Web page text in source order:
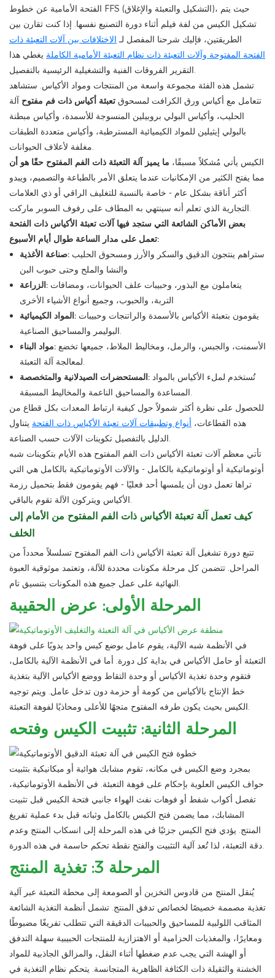
الفتحة الأمامية عن خطوط FFS (التشكيل والتعبئة والإغلاق)، حيث يتم
تشكيل الكيس من لفة فيلم أثناء دورة التصنيع نفسها. إذا كنت تقارن بين
الطريقتين، فإليك شرحنا المفصل لـ الاختلافات بين آلات التعبئة ذات
الفتحة المفتوحة وآلات التعبئة ذات نظام التعبئة الأمامية الكاملة يغطي هذا
التقرير الفروقات الفنية والتشغيلية الرئيسية بالتفصيل.
تشمل هذه الفئة مجموعة واسعة من المنتجات ومواد الأكياس. ستشاهد
آلة تعبئة أكياس ذات فم مفتوح تتعامل مع أكياس ورق الكرافت لمسحوق
الحليب، وأكياس البولي بروبيلين المنسوجة للأسمدة، وأكياس مبطنة
بالبولي إيثيلين للمواد الكيميائية المسترطبة، وأكياس متعددة الطبقات
مغلفة لأعلاف الحيوانات.
ما يميز آلة التعبئة ذات الفم المفتوح حقًا هو أن الكيس يأتي مُشكلاً مسبقًا،
مما يفتح الكثير من الإمكانيات عندما يتعلق الأمر بالطباعة والتصميم، ويبدو
أكثر أناقة بشكل عام - خاصة بالنسبة للتغليف الراقي أو ذي العلامات
التجارية الذي تعلم أنه سينتهي به المطاف على رفوف السوبر ماركت.
بعض الأماكن الشائعة التي ستجد فيها آلات تعبئة الأكياس ذات الفتحة
تعمل على مدار الساعة طوال أيام الأسبوع:
صناعة الأغذية: ستراهم ينتجون الدقيق والسكر والأرز ومسحوق الحليب
والنشا والملح وحتى حبوب البن
الزراعة: يتعاملون مع البذور، وحبيبات علف الحيوانات، ومضافات
التربة، والحبوب، وجميع أنواع الأشياء الأخرى
المواد الكيميائية: يقومون بتعبئة الأكياس بالأسمدة والراتنجات وحبيبات
البوليمر والمساحيق الصناعية.
مواد البناء: الأسمنت، والجبس، والرمل، ومخاليط الملاط، جميعها تخضع
لمعالجة آلة التعبئة.
المستحضرات الصيدلانية والمتخصصة: تُستخدم لملء الأكياس بالمواد
المساعدة والمساحيق الناعمة والمخاليط المسبقة.
للحصول على نظرة أكثر شمولاً حول كيفية ارتباط المعدات بكل قطاع من
هذه القطاعات، أنواع وتطبيقات آلات تعبئة الأكياس ذات الفتحة يتناول
الدليل بالتفصيل تكوينات الآلات حسب الصناعة.
تأتي معظم آلات تعبئة الأكياس ذات الفم المفتوح هذه الأيام بتكوينات شبه
أوتوماتيكية أو أوتوماتيكية بالكامل - والآلات الأوتوماتيكية بالكامل هي التي
تراها تعمل دون أن يلمسها أحد فعليًا - فهم يقومون فقط بتحميل رزمة
الأكياس ويتركون الآلة تقوم بالباقي.
كيف تعمل آلة تعبئة الأكياس ذات الفم المفتوح من الأمام إلى
الخلف
تتبع دورة تشغيل آلة تعبئة الأكياس ذات الفم المفتوح تسلسلاً محدداً من
المراحل. تتضمن كل مرحلة مكونات محددة للآلة، وتعتمد موثوقية العبوة
النهائية على عمل جميع هذه المكونات بتنسيق تام.
المرحلة الأولى: عرض الحقيبة
في الأنظمة شبه الآلية، يقوم عامل بوضع كيس واحد يدويًا على فوهة
التعبئة أو حامل الأكياس في بداية كل دورة. أما في الأنظمة الآلية بالكامل،
فتقوم وحدة تغذية الأكياس أو وحدة التقاط ووضع الأكياس الآلية بتغذية
خط الإنتاج بالأكياس من كومة أو حزمة دون تدخل عامل. ويتم توجيه
الكيس بحيث يكون طرفه المفتوح متجهًا للأعلى ومحاذيًا لفوهة التعبئة.
المرحلة الثانية: تثبيت الكيس وفتحه
بمجرد وضع الكيس في مكانه، تقوم مشابك هوائية أو ميكانيكية بتثبيت
حواف الكيس العلوية بإحكام على فوهة التعبئة. في الأنظمة الأوتوماتيكية،
تفصل أكواب شفط أو فوهات نفث الهواء جانبي فتحة الكيس قبل تثبيت
المشابك، مما يضمن فتح الكيس بالكامل وثباته قبل بدء عملية تفريغ
المنتج. يؤدي فتح الكيس جزئيًا في هذه المرحلة إلى انسكاب المنتج وعدم
دقة التعبئة، لذا تُعد آلية التثبيت والفتح نقطة تحكم حاسمة في هذه الدورة.
المرحلة 3: تغذية المنتج
يُنقل المنتج من قادوس التخزين أو الصومعة إلى محطة التعبئة عبر آلية
تغذية مصممة خصيصًا لخصائص تدفق المنتج. تشمل أنظمة التغذية الشائعة
المثاقب اللولبية للمساحيق والحبيبات الدقيقة التي تتطلب تفريغًا مضبوطًا
ومعايرًا، والمغذيات الحزامية أو الاهتزازية للمنتجات الحبيبية سهلة التدفق
أو الهشة التي يجب عدم ضغطها أثناء النقل، والمزالق الجاذبية للمواد
الخشنة والثقيلة ذات الكثافة الظاهرية المتجانسة. يتحكم نظام التغذية في